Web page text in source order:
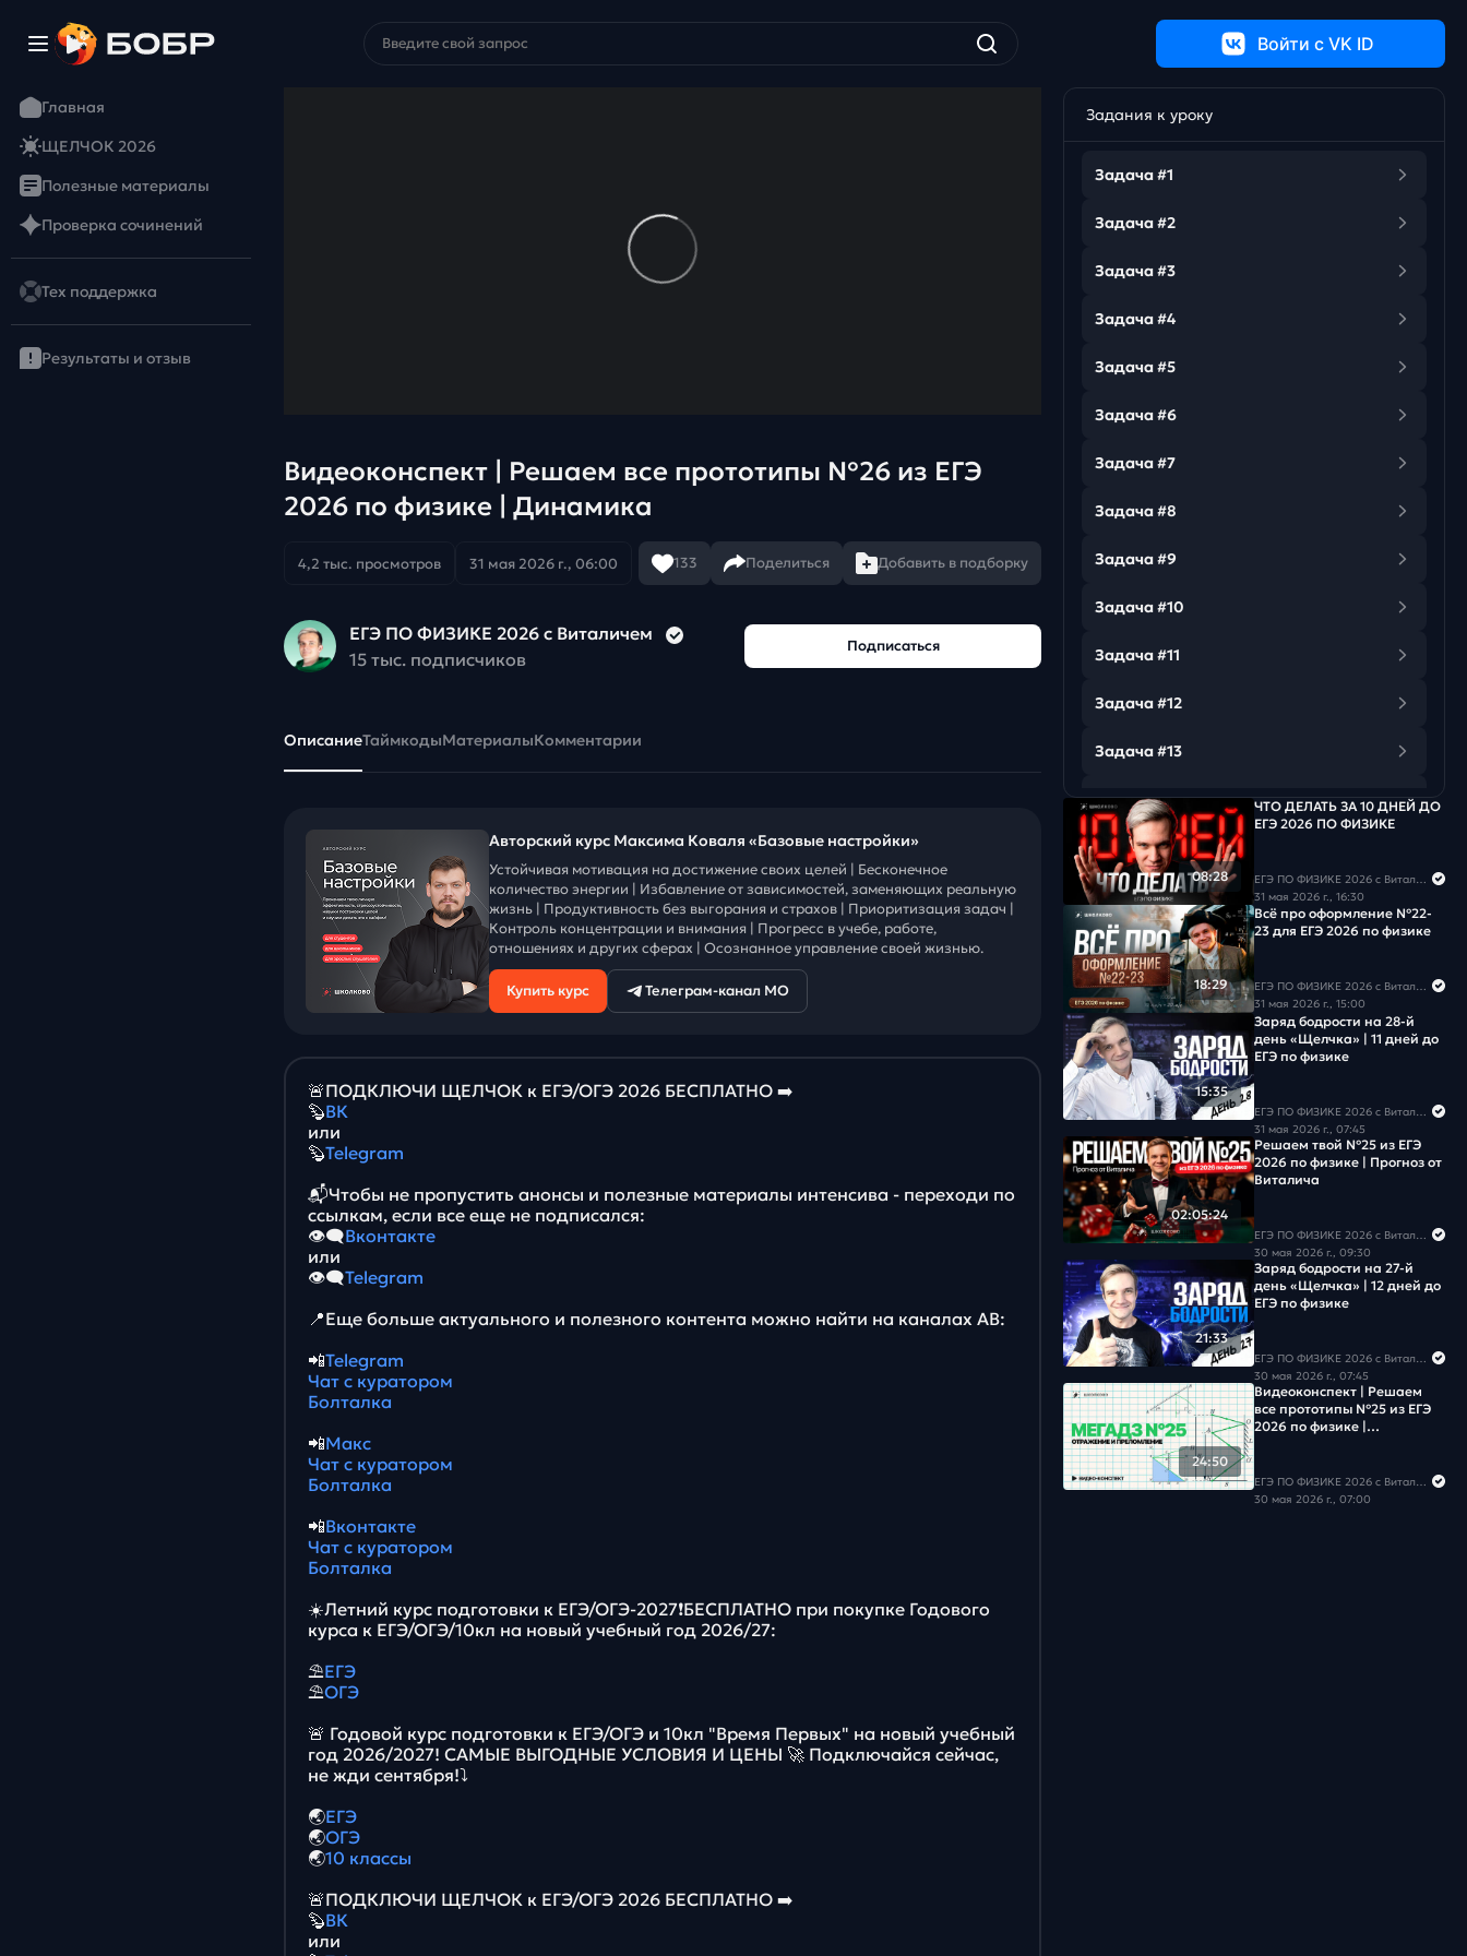
Войти c VK ID
Главная
ЩЕЛЧОК 2026
Полезные материалы
Проверка сочинений
Тех поддержка
Результаты и отзыв
Видеоконcпект | Решаем все прототипы №26 из ЕГЭ
2026 по физике | Динамика
4,2 тыс. просмотров 31 мая 2026 г., 06:00 133 Поделиться Добавить в подборку
ЕГЭ ПО ФИЗИКЕ 2026 с Виталичем
15 тыс. подписчиков
Подписаться
ОписаниеТаймкодыМатериалыКомментарии
Авторский курс Максима Коваля «Базовые настройки»
Устойчивая мотивация на достижение своих целей | Бесконечное
количество энергии | Избавление от зависимостей, заменяющих реальную
жизнь | Продуктивность без выгорания и страхов | Приоритизация задач |
Контроль концентрации и внимания | Прогресс в учебе, работе,
отношениях и других сферах | Осознанное управление своей жизнью.
Купить курс Телеграм-канал МО
🚨ПОДКЛЮЧИ ЩЕЛЧОК к ЕГЭ/ОГЭ 2026 БЕСПЛАТНО ➡️
🦫ВК
или
🦫Telegram
📬Чтобы не пропустить анонсы и полезные материалы интенсива - переходи по
ссылкам, если все еще не подписался:
👁‍🗨Вконтакте
или
👁‍🗨Telegram
📍Еще больше актуального и полезного контента можно найти на каналах АВ:
📲Telegram
Чат с куратором
Болталка
📲Макс
Чат с куратором
Болталка
📲Вконтакте
Чат с куратором
Болталка
☀️Летний курс подготовки к ЕГЭ/ОГЭ-2027❗️БЕСПЛАТНО при покупке Годового
курса к ЕГЭ/ОГЭ/10кл на новый учебный год 2026/27:
⛱ЕГЭ
⛱ОГЭ
🚨 Годовой курс подготовки к ЕГЭ/ОГЭ и 10кл "Время Первых" на новый учебный
год 2026/2027! САМЫЕ ВЫГОДНЫЕ УСЛОВИЯ И ЦЕНЫ 🚀 Подключайся сейчас,
не жди сентября!⤵️
🌏ЕГЭ
🌏ОГЭ
🌏10 классы
🚨ПОДКЛЮЧИ ЩЕЛЧОК к ЕГЭ/ОГЭ 2026 БЕСПЛАТНО ➡️
🦫ВК
или
Задания к уроку
Задача #1
Задача #2
Задача #3
Задача #4
Задача #5
Задача #6
Задача #7
Задача #8
Задача #9
Задача #10
Задача #11
Задача #12
Задача #13
Задача #14
Задача #15
Задача #16
Задача #17
Задача #18
Задача #19
Задача #20
Задача #21
Задача #22
Задача #23
Задача #24
Задача #25
Задача #27
Задача #28
08:28
ЧТО ДЕЛАТЬ ЗА 10 ДНЕЙ ДО
ЕГЭ 2026 ПО ФИЗИКЕ
ЕГЭ ПО ФИЗИКЕ 2026 с Виталичем
31 мая 2026 г., 16:30
18:29
Всё про оформление №22-
23 для ЕГЭ 2026 по физике
ЕГЭ ПО ФИЗИКЕ 2026 с Виталичем
31 мая 2026 г., 15:00
15:35
Заряд бодрости на 28-й
день «Щелчка» | 11 дней до
ЕГЭ по физике
ЕГЭ ПО ФИЗИКЕ 2026 с Виталичем
31 мая 2026 г., 07:45
02:05:24
Решаем твой №25 из ЕГЭ
2026 по физике | Прогноз от
Виталича
ЕГЭ ПО ФИЗИКЕ 2026 с Виталичем
30 мая 2026 г., 09:30
21:33
Заряд бодрости на 27-й
день «Щелчка» | 12 дней до
ЕГЭ по физике
ЕГЭ ПО ФИЗИКЕ 2026 с Виталичем
30 мая 2026 г., 07:45
24:50
Видеоконcпект | Решаем
все прототипы №25 из ЕГЭ
2026 по физике |
ЕГЭ ПО ФИЗИКЕ 2026 с Виталичем
30 мая 2026 г., 07:00